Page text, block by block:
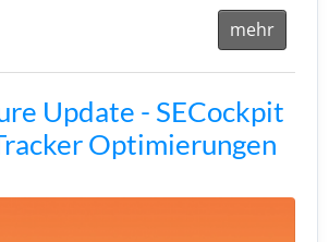
mehr
Update - SECockpit
Optimierungen